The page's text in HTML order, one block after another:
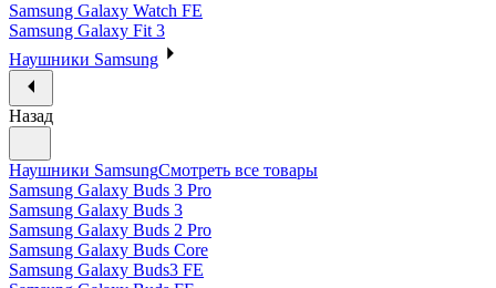
Samsung Galaxy Watch FE
Samsung Galaxy Fit 3
Наушники Samsung
Назад
Наушники SamsungСмотреть все товары
Samsung Galaxy Buds 3 Pro
Samsung Galaxy Buds 3
Samsung Galaxy Buds 2 Pro
Samsung Galaxy Buds Core
Samsung Galaxy Buds3 FE